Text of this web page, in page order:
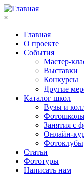
Перейти к основному
×
Главная
О проекте
События
Мастер-
Выставки
Конкурсы
Другие
Каталог школ
Вузы и
Занятия с
Онлайн-
Фотоклубы
Статьи
Фототуры
Написать нам